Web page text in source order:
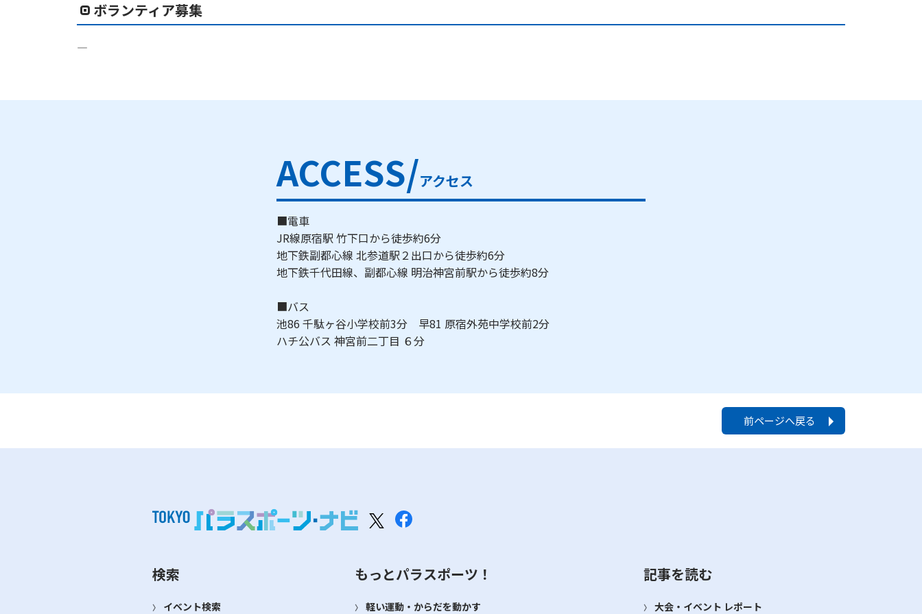
ボランティア募集
―
ACCESS/アクセス
■電車
JR線原宿駅 竹下口から徒歩約6分
地下鉄副都心線 北参道駅２出口から徒歩約6分
地下鉄千代田線、副都心線 明治神宮前駅から徒歩約8分
■バス
池86 千駄ヶ谷小学校前3分 早81 原宿外苑中学校前2分
ハチ公バス 神宮前二丁目 ６分
前ページへ戻る
検索
イベント検索
もっとパラスポーツ！
軽い運動・からだを動かす
記事を読む
大会・イベント レポート